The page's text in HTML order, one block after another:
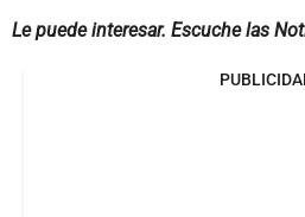
Le puede interesar. Escuche las